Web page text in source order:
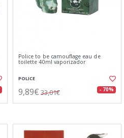
Police to be camouflage eau de
toilette 40ml vaporizador
POLICE
9,89€ 33,01€ - 70%